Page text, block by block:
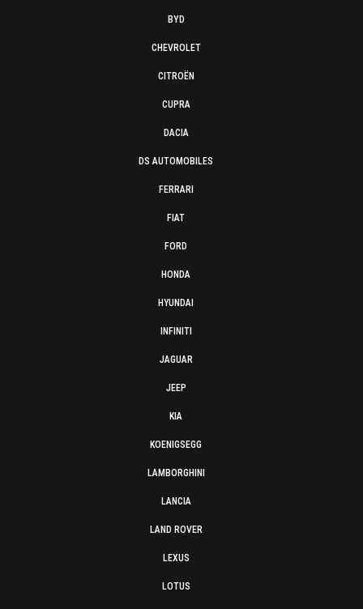
BYD
CHEVROLET
CITROËN
CUPRA
DACIA
DS AUTOMOBILES
FERRARI
FIAT
FORD
HONDA
HYUNDAI
INFINITI
JAGUAR
JEEP
KIA
KOENIGSEGG
LAMBORGHINI
LANCIA
LAND ROVER
LEXUS
LOTUS